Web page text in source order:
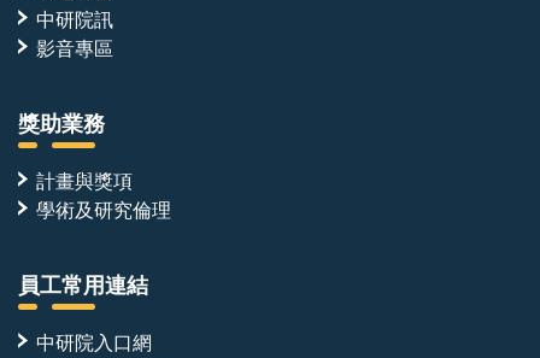
中研院訊
影音專區
獎助業務
計畫與獎項
學術及研究倫理
員工常用連結
中研院入口網